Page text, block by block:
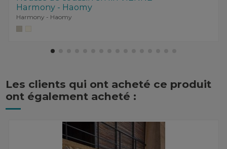
Harmony - Haomy
Harmony - Haomy
Les clients qui ont acheté ce produit
ont également acheté :